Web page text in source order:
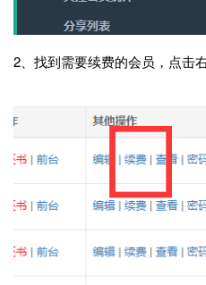
2、找到需要续费的会员，点击